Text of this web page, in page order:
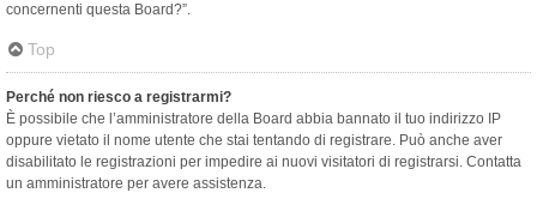
concernenti questa Board?”.
Top
Perché non riesco a registrarmi?
È possibile che l’amministratore della Board abbia bannato il tuo indirizzo IP
oppure vietato il nome utente che stai tentando di registrare. Può anche aver
disabilitato le registrazioni per impedire ai nuovi visitatori di registrarsi. Contatta
un amministratore per avere assistenza.